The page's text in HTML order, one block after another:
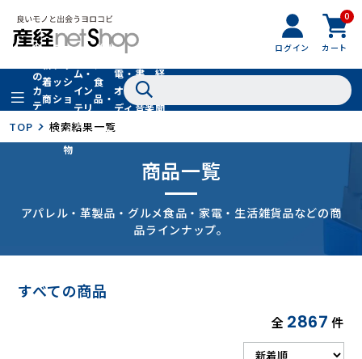
ログイン
0
カート
全
の
カ
テ
リ
着
商
品
フ
ッ
シ
ョ
ン
フ
ァ
シ
ョ
ン
小
物
ム・
イン
テリ
ア
グル
食
品・
ドリ
ンク
家
電・
オー
ディ
オ
書
籍・
音楽
経
聞
TOP 検索結果一覧
商品一覧
アパレル・革製品・グルメ食品・家電・生活雑貨品などの商
品ラインナップ。
すべての商品
全 2867 件